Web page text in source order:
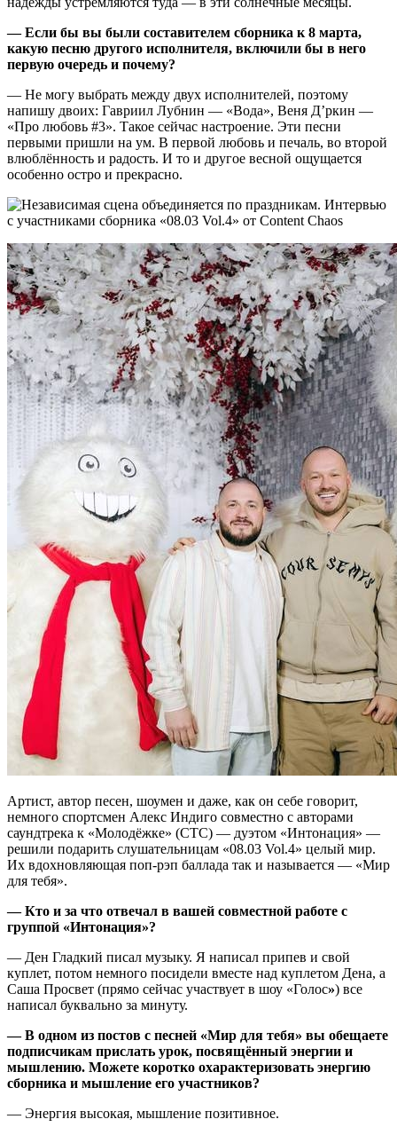
— Если бы вы были составителем сборника к 8 марта,
какую песню другого исполнителя, включили бы в него
первую очередь и почему?
— Не могу выбрать между двух исполнителей, поэтому
напишу двоих: Гавриил Лубнин — «Вода», Веня Д’ркин —
«Про любовь #3». Такое сейчас настроение. Эти песни
первыми пришли на ум. В первой любовь и печаль, во второй
влюблённость и радость. И то и другое весной ощущается
особенно остро и прекрасно.
Артист, автор песен, шоумен и даже, как он себе говорит,
немного спортсмен Алекс Индиго совместно с авторами
саундтрека к «Молодёжке» (СТС) — дуэтом «Интонация» —
решили подарить слушательницам «08.03 Vol.4» целый мир.
Их вдохновляющая поп-рэп баллада так и называется — «Мир
для тебя».
— Кто и за что отвечал в вашей совместной работе с
группой «Интонация»?
— Ден Гладкий писал музыку. Я написал припев и свой
куплет, потом немного посидели вместе над куплетом Дена, а
Саша Просвет (прямо сейчас участвует в шоу «Голос») все
написал буквально за минуту.
— В одном из постов с песней «Мир для тебя» вы обещаете
подписчикам прислать урок, посвящённый энергии и
мышлению. Можете коротко охарактеризовать энергию
сборника и мышление его участников?
— Энергия высокая, мышление позитивное.